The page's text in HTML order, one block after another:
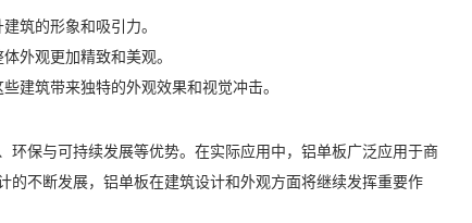
筑的形象和吸引力。
外观更加精致和美观。
建筑带来独特的外观效果和视觉冲击。
保与可持续发展等优势。在实际应用中，铝单板广泛应用于商
不断发展，铝单板在建筑设计和外观方面将继续发挥重要作